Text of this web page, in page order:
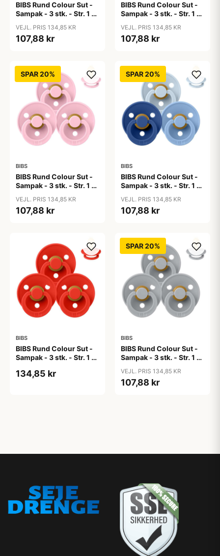
BIBS Rund Colour Sut -
Sampak - 3 stk. - Str. 1 -
VEJL. PRIS 134,85 KR
107,88 kr
BIBS Rund Colour Sut -
Sampak - 3 stk. - Str. 1 -
VEJL. PRIS 134,85 KR
107,88 kr
SPAR 20%
BIBS
BIBS Rund Colour Sut -
Sampak - 3 stk. - Str. 1 -
VEJL. PRIS 134,85 KR
107,88 kr
SPAR 20%
BIBS
BIBS Rund Colour Sut -
Sampak - 3 stk. - Str. 1 -
VEJL. PRIS 134,85 KR
107,88 kr
BIBS
BIBS Rund Colour Sut -
Sampak - 3 stk. - Str. 1 -
134,85 kr
SPAR 20%
BIBS
BIBS Rund Colour Sut -
Sampak - 3 stk. - Str. 1 -
VEJL. PRIS 134,85 KR
107,88 kr